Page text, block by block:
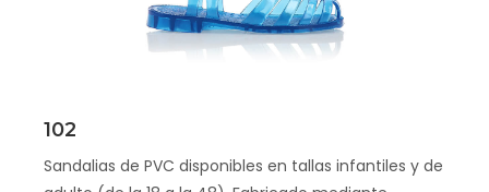
102
Sandalias de PVC disponibles en tallas infantiles y de